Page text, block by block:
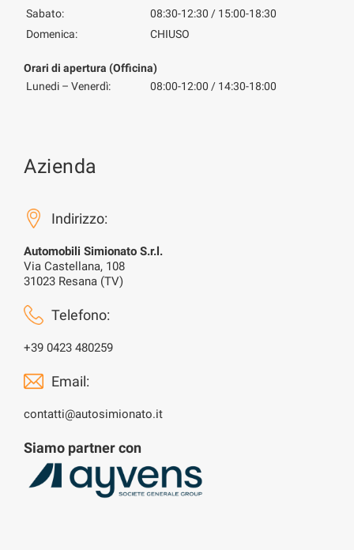
Sabato:
08:30-12:30 / 15:00-18:30
Domenica:
CHIUSO
Orari di apertura (Officina)
Lunedi – Venerdì:
08:00-12:00 / 14:30-18:00
Azienda
Indirizzo:
Automobili Simionato S.r.l.
Via Castellana, 108
31023 Resana (TV)
Telefono:
+39 0423 480259
Email:
contatti@autosimionato.it
Siamo partner con